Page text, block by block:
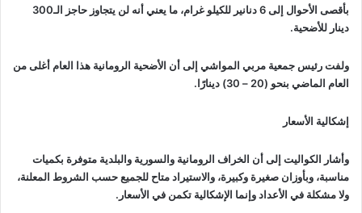
بأقصى الأحوال إلى 6 دنانير للكيلو غرام، ما يعني أنه لن يتجاوز حاجز الـ300
دينار للأضحية.
ولفت رئيس جمعية مربي المواشي إلى أن الأضحية الرومانية هذا العام أغلى من
العام الماضي بنحو (20 – 30) دينارًا.
إشكالية الأسعار
وأشار الكواليت إلى أن الخراف الرومانية والسورية والبلدية متوفرة بكميات
مناسبة، وبأوزان صغيرة وكبيرة، والاستيراد متاح للجميع حسب الشروط المعلنة،
ولا مشكلة في الأعداد وإنما الإشكالية تكمن في الأسعار.